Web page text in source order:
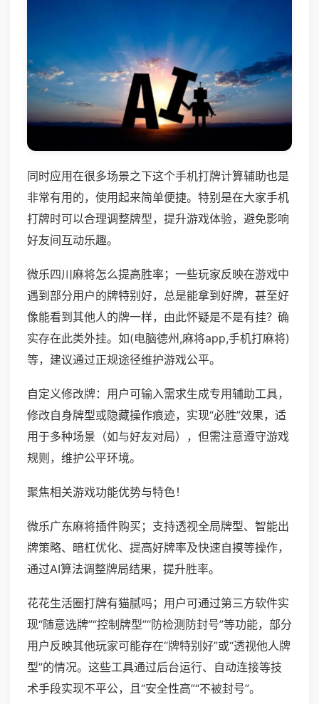
同时应用在很多场景之下这个手机打牌计算辅助也是
非常有用的，使用起来简单便捷。特别是在大家手机
打牌时可以合理调整牌型，提升游戏体验，避免影响
好友间互动乐趣。
微乐四川麻将怎么提高胜率；一些玩家反映在游戏中
遇到部分用户的牌特别好，总是能拿到好牌，甚至好
像能看到其他人的牌一样，由此怀疑是不是有挂？确
实存在此类外挂。如(电脑德州,麻将app,手机打麻将)
等，建议通过正规途径维护游戏公平。
自定义修改牌：用户可输入需求生成专用辅助工具，
修改自身牌型或隐藏操作痕迹，实现“必胜”效果，适
用于多种场景（如与好友对局），但需注意遵守游戏
规则，维护公平环境。
聚焦相关游戏功能优势与特色！
微乐广东麻将插件购买；支持透视全局牌型、智能出
牌策略、暗杠优化、提高好牌率及快速自摸等操作，
通过AI算法调整牌局结果，提升胜率。
花花生活圈打牌有猫腻吗；用户可通过第三方软件实
现“随意选牌”“控制牌型”“防检测防封号”等功能，部分
用户反映其他玩家可能存在“牌特别好”或“透视他人牌
型”的情况。这些工具通过后台运行、自动连接等技
术手段实现不平公，且“安全性高”“不被封号”。